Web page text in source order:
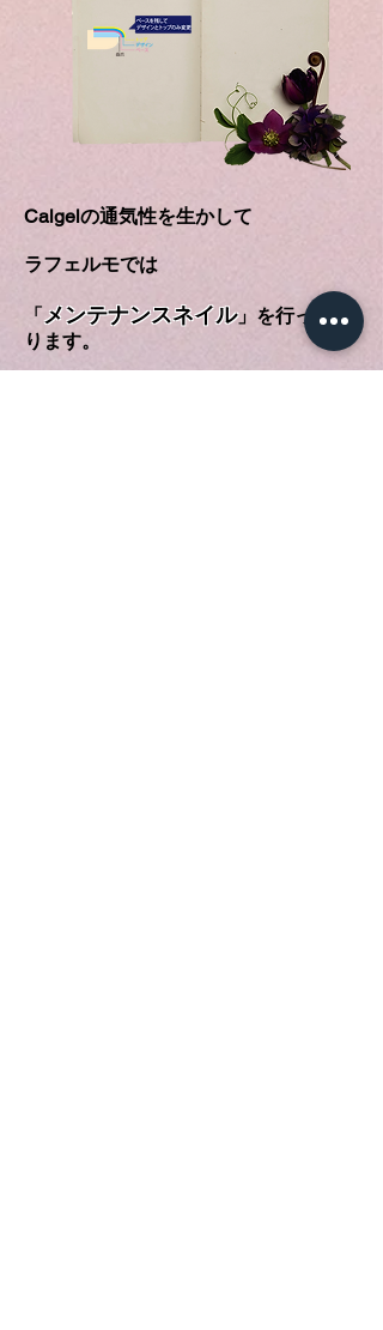
Calgelの通気性を生かして
ラフェルモでは
「メンテナンスネイル」を行ってお
ります。